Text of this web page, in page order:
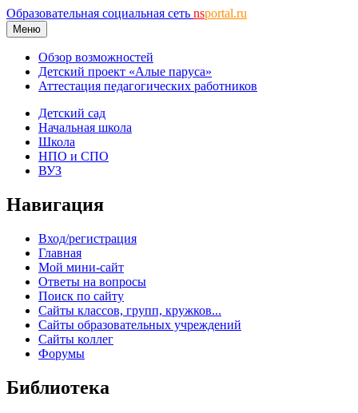
Образовательная социальная сеть nsportal.ru
Меню
Обзор возможностей
Детский проект «Алые паруса»
Аттестация педагогических работников
Детский сад
Начальная школа
Школа
НПО и СПО
ВУЗ
Навигация
Вход/регистрация
Главная
Мой мини-сайт
Ответы на вопросы
Поиск по сайту
Сайты классов, групп, кружков...
Сайты образовательных учреждений
Сайты коллег
Форумы
Библиотека